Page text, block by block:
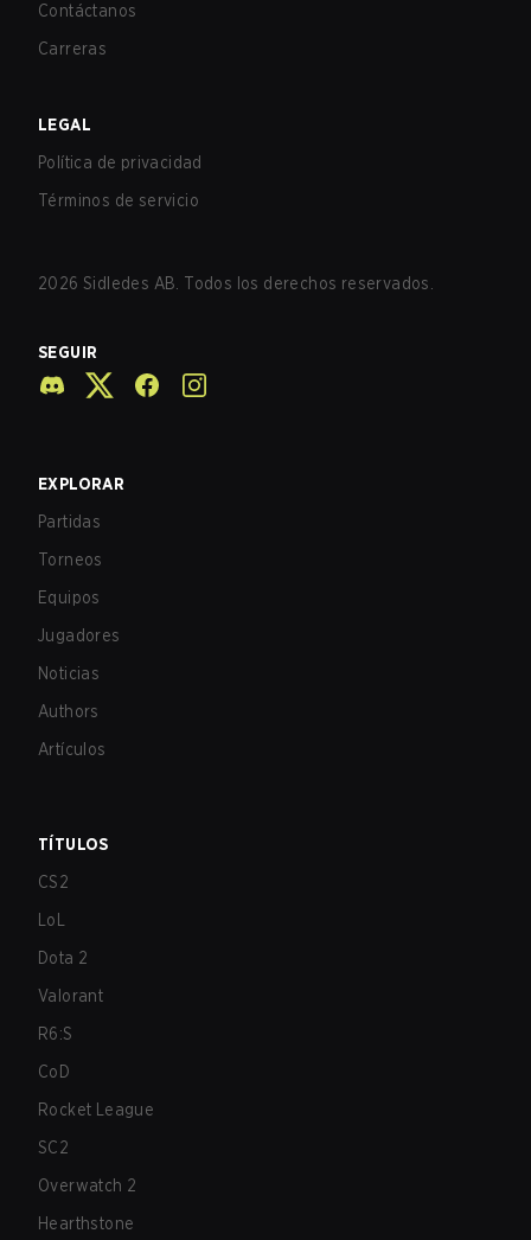
Contáctanos
Carreras
LEGAL
Política de privacidad
Términos de servicio
2026 Sidledes AB. Todos los derechos reservados.
SEGUIR
EXPLORAR
Partidas
Torneos
Equipos
Jugadores
Noticias
Authors
Artículos
TÍTULOS
CS2
LoL
Dota 2
Valorant
R6:S
CoD
Rocket League
SC2
Overwatch 2
Hearthstone